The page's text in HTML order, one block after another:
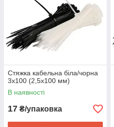
Стяжка кабельна біла/чорна
3х100 (2,5х100 мм)
В наявності
17 ₴/упаковка